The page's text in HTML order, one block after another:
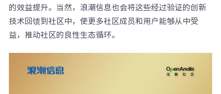
的效益提升。当然，浪潮信息也会将这些经过验证的创新
技术回馈到社区中，使更多社区成员和用户能够从中受
益，推动社区的良性生态循环。